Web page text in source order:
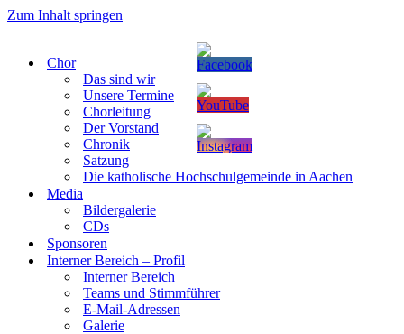
Zum Inhalt springen
Chor
Das sind wir
Unsere Termine
Chorleitung
Der Vorstand
Chronik
Satzung
Die katholische Hochschulgemeinde in Aachen
Media
Bildergalerie
CDs
Sponsoren
Interner Bereich – Profil
Interner Bereich
Teams und Stimmführer
E-Mail-Adressen
Galerie